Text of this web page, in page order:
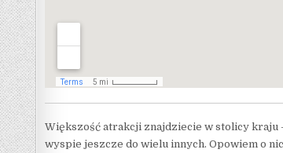
Większość atrakcji znajdziecie w stolicy kraju
wyspie jeszcze do wielu innych. Opowiem o